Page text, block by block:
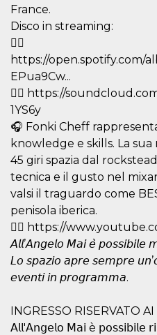
France.
Disco in streaming:
👉🏿
https://open.spotify.com/
EPua9Cw...
👉🏿 https://
1YS6y
🎧 Fonki Cheff
knowledge e skills. La
45 giri spazia dal
tecnica e il gusto nel
valsi il traguardo come
penisola iberica.
👉🏿 https://
𝘈𝘭𝘭’𝘈𝘯𝘨𝘦𝘭𝘰 𝘔𝘢𝘪 𝘦̀
𝘓𝘰 𝘴𝘱𝘢𝘻𝘪𝘰 𝘢𝘱𝘳𝘦 𝘴𝘦𝘮𝘱𝘳𝘦
𝘦𝘷𝘦𝘯𝘵𝘪 𝘪𝘯 𝘱𝘳𝘰𝘨𝘳𝘢𝘮𝘮𝘢.
INGRESSO RISERVATO
𝖠𝗅𝗅'𝖠𝗇𝗀𝖾𝗅𝗈 𝖬𝖺𝗂 è 𝗉𝗈𝗌𝗌𝗂𝖻𝗂𝗅𝖾
m
Stripe
CookieScriptConsent